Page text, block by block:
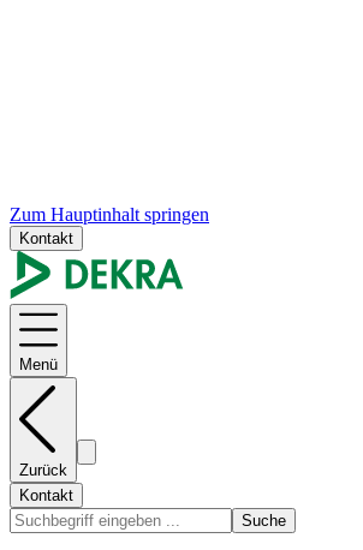
Zum Hauptinhalt springen
Kontakt
Menü
Zurück
Kontakt
Suche